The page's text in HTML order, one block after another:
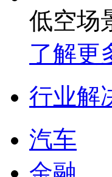
低空场
了解更
行业解
汽车